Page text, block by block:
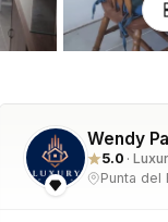
Wendy
5.0 ·
Punta del